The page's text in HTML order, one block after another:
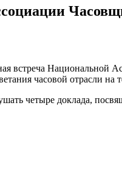
встреча Национальной
часовой отрасли на
четыре доклада,